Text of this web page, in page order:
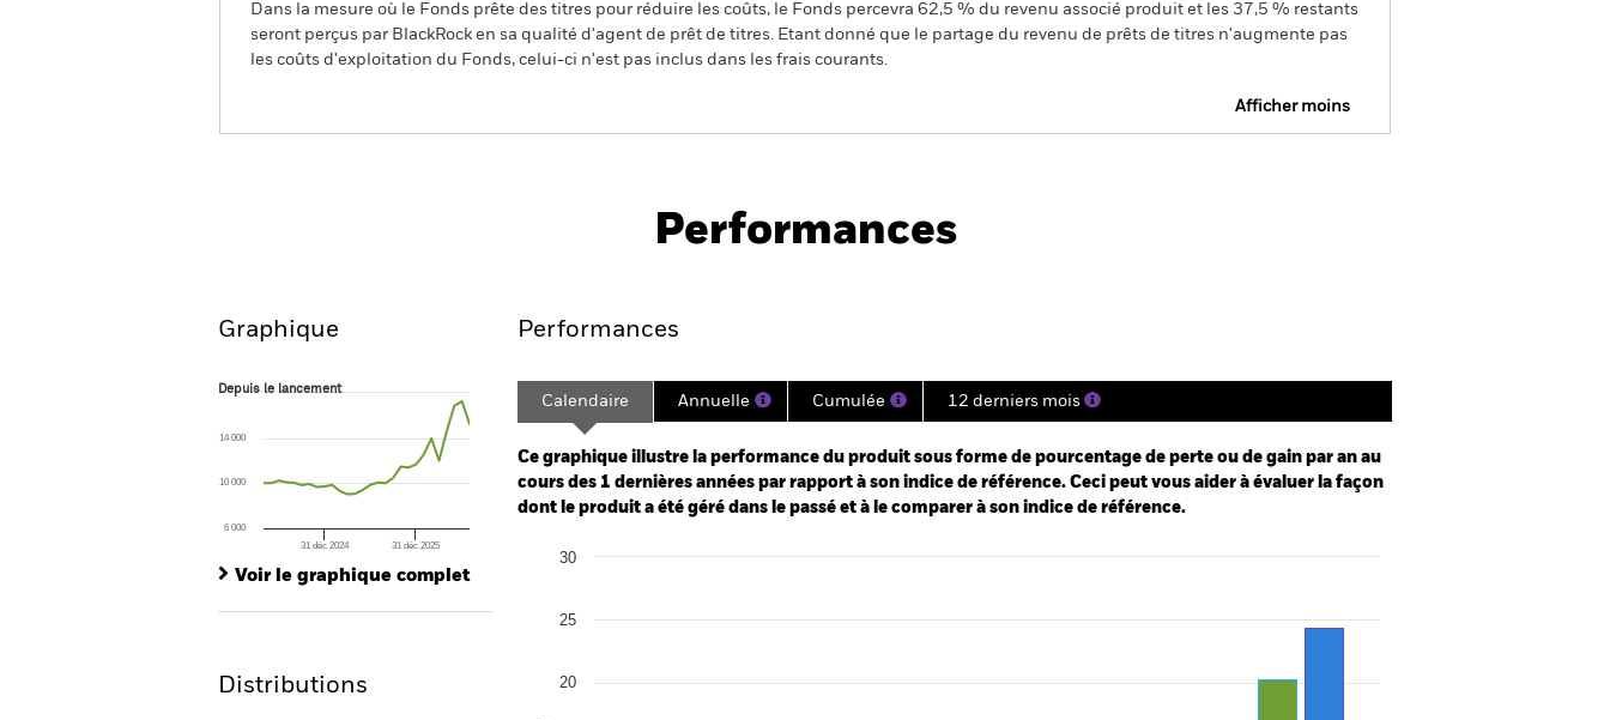
Dans la mesure où le Fonds prête des titres pour réduire les coûts, le Fonds percevra 62,5 % du revenu associé produit et les 37,5 % restants
seront perçus par BlackRock en sa qualité d'agent de prêt de titres. Etant donné que le partage du revenu de prêts de titres n'augmente pas
les coûts d'exploitation du Fonds, celui-ci n'est pas inclus dans les frais courants.
Afficher moins
Performances
Graphique
Depuis le lancement
The chart has 1 X axis displaying Time. Range: 2024-04-30 00:00:00 to 2026-07-31 00:00:00.
The chart has 1 Y axis displaying values. Range: -40 to 80.
Depuis le lancement
31 déc 2024 31 déc 2025
6 000
10 000
14 000
Voir le graphique complet
Distributions
Performances
Calendaire Annuelle Cumulée 12 derniers mois
Ce graphique illustre la performance du produit sous forme de pourcentage de perte ou de gain par an au
cours des 1 dernières années par rapport à son indice de référence. Ceci peut vous aider à évaluer la façon
dont le produit a été géré dans le passé et à le comparer à son indice de référence.
Chart
Bar chart with 2 data series.
20
25
30